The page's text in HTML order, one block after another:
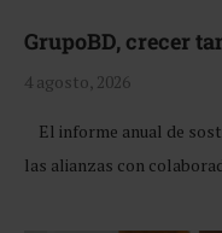
GrupoBD, crecer
4 agosto, 2026
El informe anual de
las alianzas con